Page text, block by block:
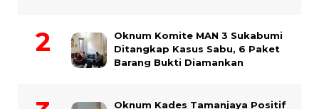
Oknum Komite MAN 3 Sukabumi
Ditangkap Kasus Sabu, 6 Paket
Barang Bukti Diamankan
Oknum Kades Tamanjaya Positif